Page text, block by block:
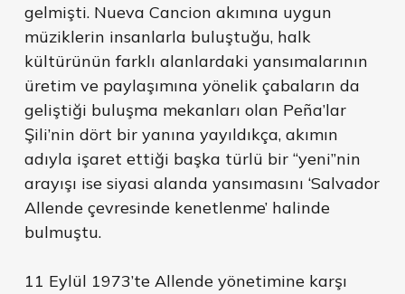
gelmişti. Nueva Cancion akımına uygun
müziklerin insanlarla buluştuğu, halk
kültürünün farklı alanlardaki yansımalarının
üretim ve paylaşımına yönelik çabaların da
geliştiği buluşma mekanları olan Peña’lar
Şili’nin dört bir yanına yayıldıkça, akımın
adıyla işaret ettiği başka türlü bir “yeni”nin
arayışı ise siyasi alanda yansımasını ‘Salvador
Allende çevresinde kenetlenme’ halinde
bulmuştu.
11 Eylül 1973’te Allende yönetimine karşı